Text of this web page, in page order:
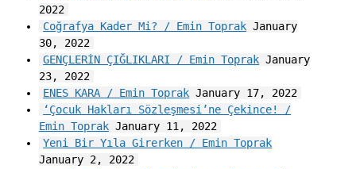
2022
Coğrafya Kader Mi? / Emin Toprak January
30, 2022
GENÇLERİN ÇIĞLIKLARI / Emin Toprak January
23, 2022
ENES KARA / Emin Toprak January 17, 2022
‘Çocuk Hakları Sözleşmesi’ne Çekince! /
Emin ToprakJanuary 11, 2022
Yeni Bir Yıla Girerken / Emin Toprak
January 2, 2022